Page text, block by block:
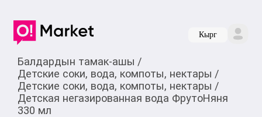
Кырг
Балдардын тамак-ашы /
Детские соки, вода, компоты, нектары /
Детские соки, вода, компоты, нектары /
Детская негазированная вода ФрутоНяня
330 мл